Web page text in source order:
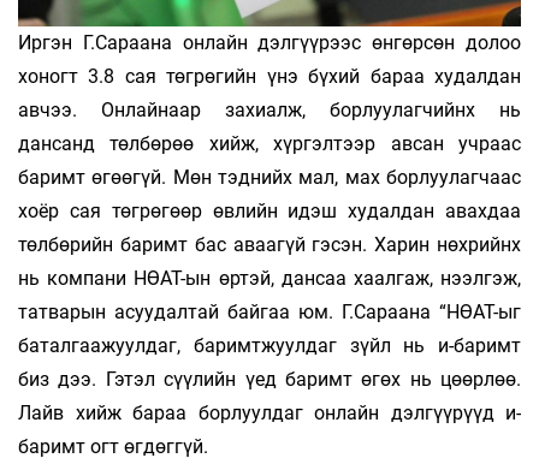
Иргэн Г.Сараана онлайн дэлгүүрээс өнгөрсөн долоо
хоногт 3.8 сая төгрөгийн үнэ бүхий бараа худалдан
авчээ. Онлайнаар захиалж, борлуулагчийнх нь
дансанд төлбөрөө хийж, хүргэлтээр авсан учраас
баримт өгөөгүй. Мөн тэднийх мал, мах борлуулагчаас
хоёр сая төгрөгөөр өвлийн идэш худалдан авахдаа
төлбөрийн баримт бас аваагүй гэсэн. Харин нөхрийнх
нь компани НӨАТ-ын өртэй, дансаа хаалгаж, нээлгэж,
татварын асуудалтай байгаа юм. Г.Сараана “НӨАТ-ыг
баталгаажуулдаг, баримтжуулдаг зүйл нь и-баримт
биз дээ. Гэтэл сүүлийн үед баримт өгөх нь цөөрлөө.
Лайв хийж бараа борлуулдаг онлайн дэлгүүрүүд и-
баримт огт өгдөггүй.